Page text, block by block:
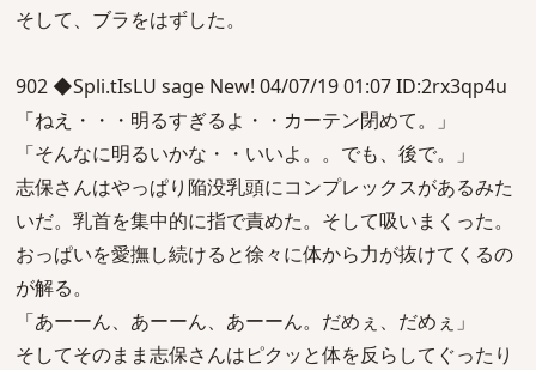
そして、ブラをはずした。
902 ◆Spli.tIsLU sage New! 04/07/19 01:07 ID:2rx3qp4u
「ねえ・・・明るすぎるよ・・カーテン閉めて。」
「そんなに明るいかな・・いいよ。。でも、後で。」
志保さんはやっぱり陥没乳頭にコンプレックスがあるみた
いだ。乳首を集中的に指で責めた。そして吸いまくった。
おっぱいを愛撫し続けると徐々に体から力が抜けてくるの
が解る。
「あーーん、あーーん、あーーん。だめぇ、だめぇ」
そしてそのまま志保さんはピクッと体を反らしてぐったり